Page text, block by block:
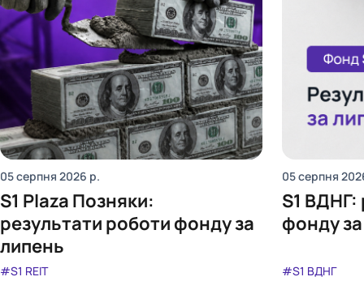
05 серпня 2026 р.
S1 Plaza Позняки:
результати роботи фонду за
липень
#S1 REIT
05 серпня
S1 ВДНГ:
фонду
#S1 ВДНГ